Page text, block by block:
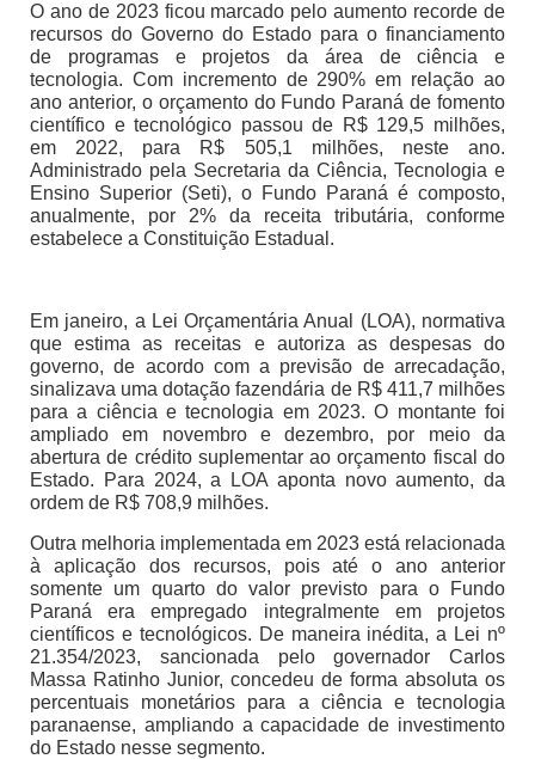
O ano de 2023 ficou marcado pelo aumento recorde de
recursos do Governo do Estado para o financiamento
de programas e projetos da área de ciência e
tecnologia. Com incremento de 290% em relação ao
ano anterior, o orçamento do Fundo Paraná de fomento
científico e tecnológico passou de R$ 129,5 milhões,
em 2022, para R$ 505,1 milhões, neste ano.
Administrado pela Secretaria da Ciência, Tecnologia e
Ensino Superior (Seti), o Fundo Paraná é composto,
anualmente, por 2% da receita tributária, conforme
estabelece a Constituição Estadual.
Em janeiro, a Lei Orçamentária Anual (LOA), normativa
que estima as receitas e autoriza as despesas do
governo, de acordo com a previsão de arrecadação,
sinalizava uma dotação fazendária de R$ 411,7 milhões
para a ciência e tecnologia em 2023. O montante foi
ampliado em novembro e dezembro, por meio da
abertura de crédito suplementar ao orçamento fiscal do
Estado. Para 2024, a LOA aponta novo aumento, da
ordem de R$ 708,9 milhões.
Outra melhoria implementada em 2023 está relacionada
à aplicação dos recursos, pois até o ano anterior
somente um quarto do valor previsto para o Fundo
Paraná era empregado integralmente em projetos
científicos e tecnológicos. De maneira inédita, a Lei nº
21.354/2023, sancionada pelo governador Carlos
Massa Ratinho Junior, concedeu de forma absoluta os
percentuais monetários para a ciência e tecnologia
paranaense, ampliando a capacidade de investimento
do Estado nesse segmento.